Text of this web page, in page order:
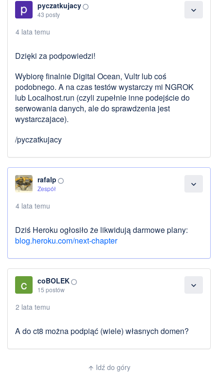
expand_more
pyczatkujacy panorama_fish_eye
43 posty
4 lata temu
Dzięki za podpowiedzi!
Wybiorę finalnie Digital Ocean, Vultr lub coś
podobnego. A na czas testów wystarczy mi NGROK
lub Localhost.run (czyli zupełnie inne podejście do
serwowania danych, ale do sprawdzenia jest
wystarczajace).
/pyczatkujacy
expand_more
rafalp panorama_fish_eye
Zespół
4 lata temu
Dziś Heroku ogłosiło że likwidują darmowe plany:
blog.heroku.com/next-chapter
expand_more
coBOLEK panorama_fish_eye
15 postów
2 lata temu
A do ct8 można podpiąć (wiele) własnych domen?
arrow_upward Idź do góry